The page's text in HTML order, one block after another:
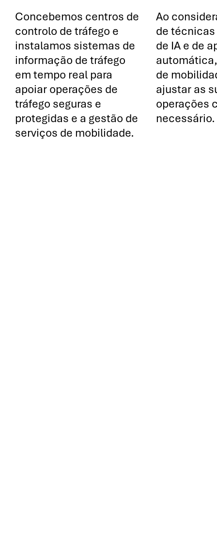
Concebemos centros de
controlo de tráfego e
instalamos sistemas de
informação de tráfego
em tempo real para
apoiar operações de
tráfego seguras e
protegidas e a gestão de
serviços de mobilidade.
Ao
de
de IA e de
de
ajustar as
operações
necessário.